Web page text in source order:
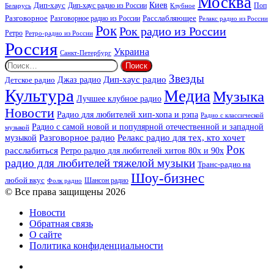
Беларусь Дип-хаус Дип-хаус радио из России Киев Клубное Поп
Разговорное Разговорное радио из России Расслабляющее Релакс радио из России
Ретро Ретро-радио из России РокРок радио из России
Россия Санкт-Петербург Украина
Найти:
Детское радио Джаз радио Дип-хаус радио Звезды
Культура Лучшее клубное радио МедиаМузыка
Новости Радио для любителей хип-хопа и рэпа Радио с классической
музыкой Радио с самой новой и популярной отечественной и западной
музыкой Разговорное радио Релакс радио для тех, кто хочет
расслабиться Ретро радио для любителей хитов 80х и 90х Рок
радио для любителей тяжелой музыки Транс-радио на
любой вкус Фолк радио Шансон радио Шоу-бизнес
© Все права защищены 2026
Новости
Обратная связь
О сайте
Политика конфиденциальности